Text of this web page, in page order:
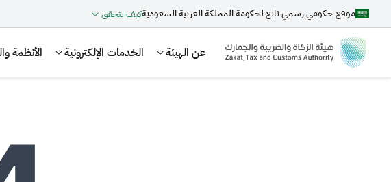
موقع حكومي رسمي تابع لحكومة المملكة العربية السعوديةكيف تتحقق
عن الهيئة الخدمات الإلكترونية الأنظمة